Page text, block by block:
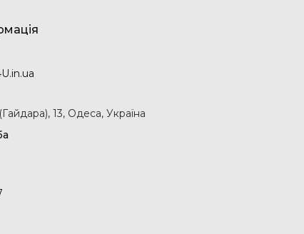
13, Одеса, Україна